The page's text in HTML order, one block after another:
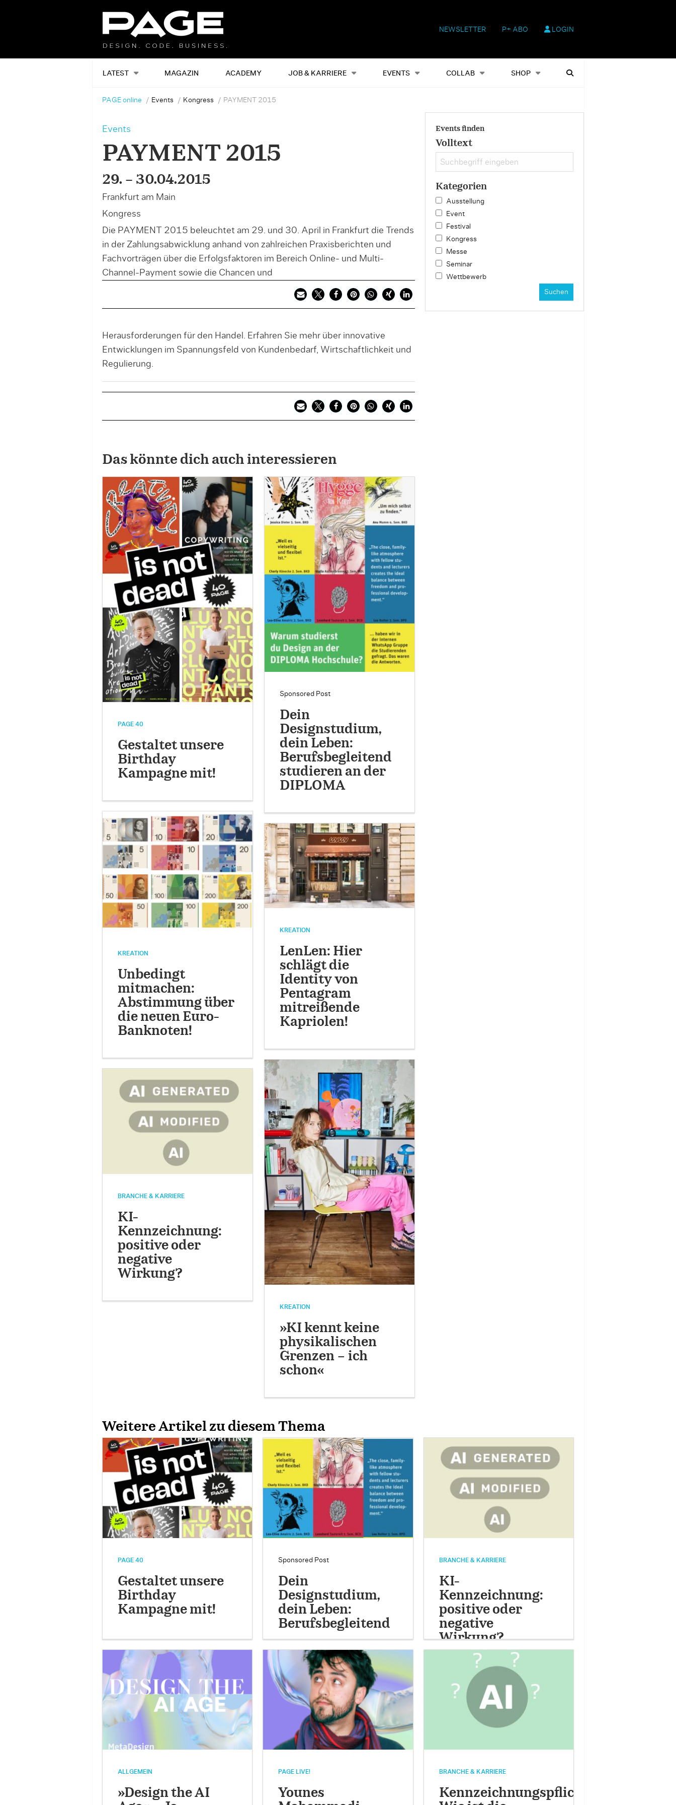
NEWSLETTER P+ ABO LOGIN
LATEST MAGAZIN ACADEMY JOB & KARRIERE EVENTS COLLAB SHOP
Alles Events Shop Heftausgaben Suchen
PAGE online Events Kongress PAYMENT 2015
Events
PAYMENT 2015
29. – 30.04.2015
Frankfurt am Main
Kongress
Die PAYMENT 2015 beleuchtet am 29. und 30. April in Frankfurt die Trends
in der Zahlungsabwicklung anhand von zahlreichen Praxisberichten und
Fachvorträgen über die Erfolgsfaktoren im Bereich Online- und Multi-
Channel-Payment sowie die Chancen und
Herausforderungen für den Handel. Erfahren Sie mehr über innovative
Entwicklungen im Spannungsfeld von Kundenbedarf, Wirtschaftlichkeit und
Regulierung.
Das könnte dich auch interessieren
PAGE 40
Gestaltet unsere
Birthday
Kampagne mit!
Sponsored Post
Dein
Designstudium,
dein Leben:
Berufsbegleitend
studieren an der
DIPLOMA
KREATION
Unbedingt
mitmachen:
Abstimmung über
die neuen Euro-
Banknoten!
KREATION
LenLen: Hier
schlägt die
Identity von
Pentagram
mitreißende
Kapriolen!
BRANCHE & KARRIERE
KI-
Kennzeichnung:
positive oder
negative
Wirkung?
KREATION
»KI kennt keine
physikalischen
Grenzen – ich
schon«
Events finden
Volltext
Kategorien
Ausstellung
Event
Festival
Kongress
Messe
Seminar
Wettbewerb
Suchen
Weitere Artikel zu diesem Thema
PAGE 40
Gestaltet unsere
Birthday
Kampagne mit!
Sponsored Post
Dein
Designstudium,
dein Leben:
Berufsbegleitend
…
BRANCHE & KARRIERE
KI-
Kennzeichnung:
positive oder
negative
Wirkung?
ALLGEMEIN
»Design the AI
PAGE LIVE!
Younes
BRANCHE & KARRIERE
Kennzeichnungspflicht: